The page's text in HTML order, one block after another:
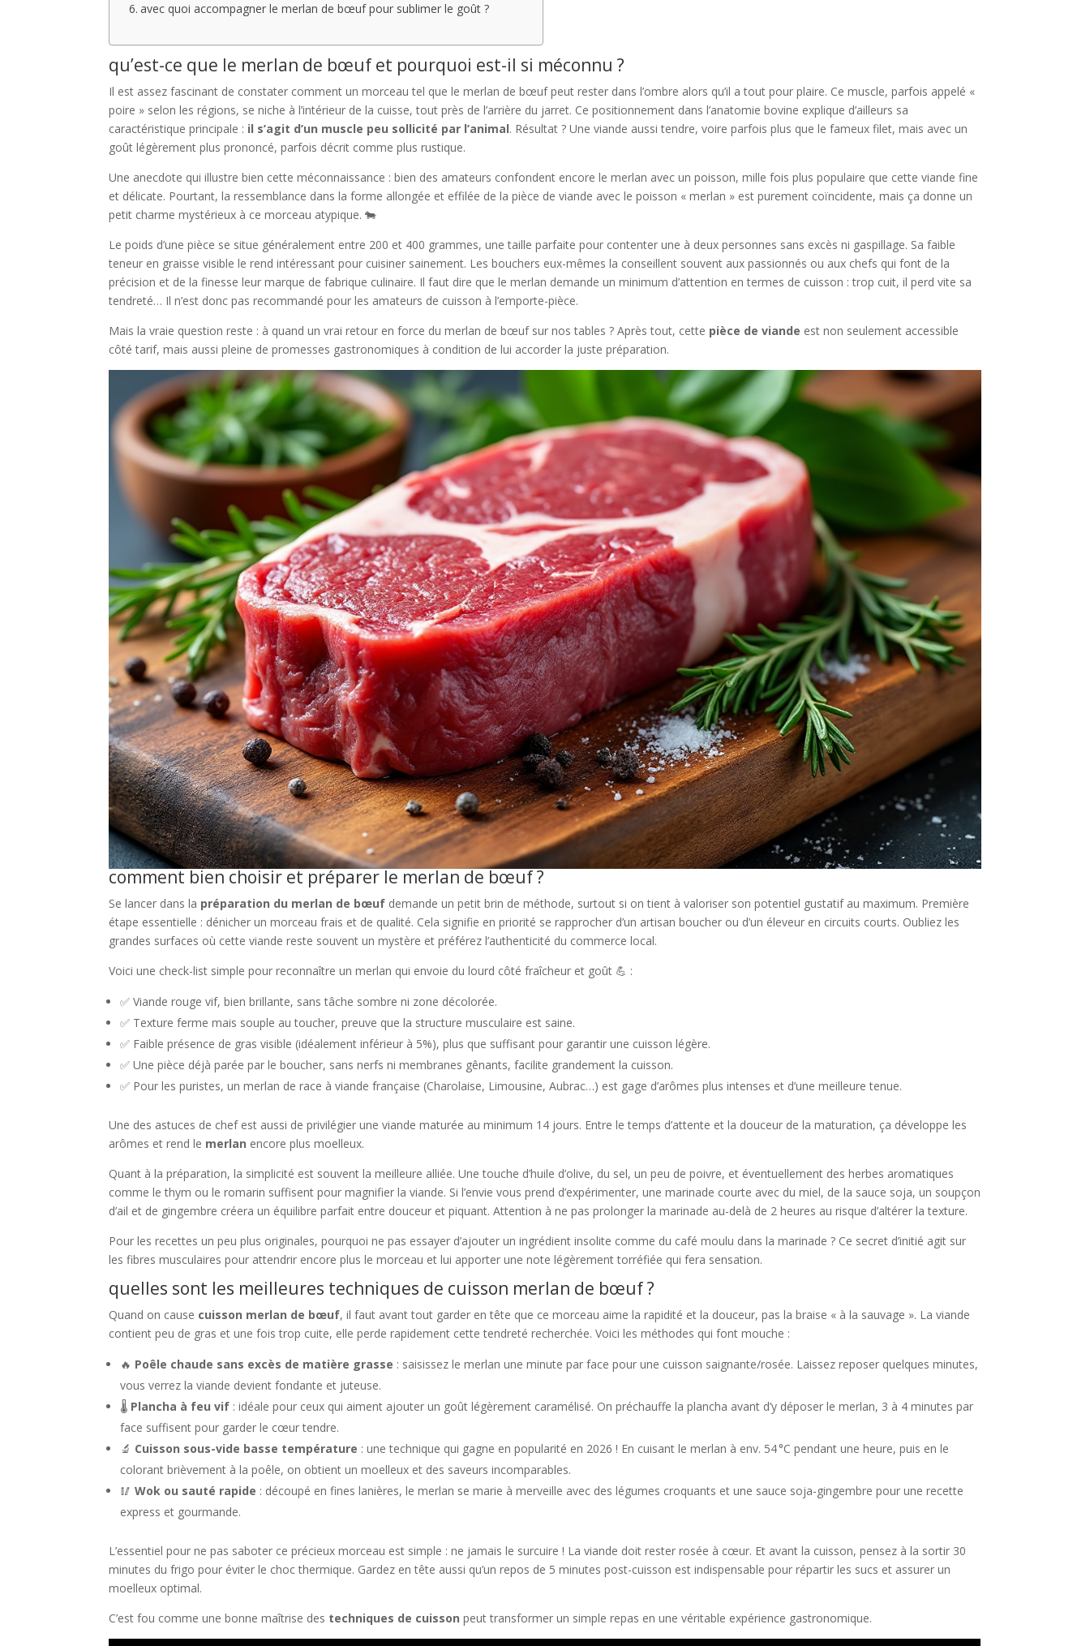
avec quoi accompagner le merlan de bœuf pour sublimer le goût ?
qu’est-ce que le merlan de bœuf et pourquoi est-il si méconnu ?
Il est assez fascinant de constater comment un morceau tel que le merlan de bœuf peut rester dans l’ombre alors qu’il a tout pour plaire. Ce muscle, parfois appelé «
poire » selon les régions, se niche à l’intérieur de la cuisse, tout près de l’arrière du jarret. Ce positionnement dans l’anatomie bovine explique d’ailleurs sa
caractéristique principale : il s’agit d’un muscle peu sollicité par l’animal. Résultat ? Une viande aussi tendre, voire parfois plus que le fameux filet, mais avec un
goût légèrement plus prononcé, parfois décrit comme plus rustique.
Une anecdote qui illustre bien cette méconnaissance : bien des amateurs confondent encore le merlan avec un poisson, mille fois plus populaire que cette viande fine
et délicate. Pourtant, la ressemblance dans la forme allongée et effilée de la pièce de viande avec le poisson « merlan » est purement coïncidente, mais ça donne un
petit charme mystérieux à ce morceau atypique. 🐄
Le poids d’une pièce se situe généralement entre 200 et 400 grammes, une taille parfaite pour contenter une à deux personnes sans excès ni gaspillage. Sa faible
teneur en graisse visible le rend intéressant pour cuisiner sainement. Les bouchers eux-mêmes la conseillent souvent aux passionnés ou aux chefs qui font de la
précision et de la finesse leur marque de fabrique culinaire. Il faut dire que le merlan demande un minimum d’attention en termes de cuisson : trop cuit, il perd vite sa
tendreté… Il n’est donc pas recommandé pour les amateurs de cuisson à l’emporte-pièce.
Mais la vraie question reste : à quand un vrai retour en force du merlan de bœuf sur nos tables ? Après tout, cette pièce de viande est non seulement accessible
côté tarif, mais aussi pleine de promesses gastronomiques à condition de lui accorder la juste préparation.
comment bien choisir et préparer le merlan de bœuf ?
Se lancer dans la préparation du merlan de bœuf demande un petit brin de méthode, surtout si on tient à valoriser son potentiel gustatif au maximum. Première
étape essentielle : dénicher un morceau frais et de qualité. Cela signifie en priorité se rapprocher d’un artisan boucher ou d’un éleveur en circuits courts. Oubliez les
grandes surfaces où cette viande reste souvent un mystère et préférez l’authenticité du commerce local.
Voici une check-list simple pour reconnaître un merlan qui envoie du lourd côté fraîcheur et goût 💪 :
✅ Viande rouge vif, bien brillante, sans tâche sombre ni zone décolorée.
✅ Texture ferme mais souple au toucher, preuve que la structure musculaire est saine.
✅ Faible présence de gras visible (idéalement inférieur à 5%), plus que suffisant pour garantir une cuisson légère.
✅ Une pièce déjà parée par le boucher, sans nerfs ni membranes gênants, facilite grandement la cuisson.
✅ Pour les puristes, un merlan de race à viande française (Charolaise, Limousine, Aubrac…) est gage d’arômes plus intenses et d’une meilleure tenue.
Une des astuces de chef est aussi de privilégier une viande maturée au minimum 14 jours. Entre le temps d’attente et la douceur de la maturation, ça développe les
arômes et rend le merlan encore plus moelleux.
Quant à la préparation, la simplicité est souvent la meilleure alliée. Une touche d’huile d’olive, du sel, un peu de poivre, et éventuellement des herbes aromatiques
comme le thym ou le romarin suffisent pour magnifier la viande. Si l’envie vous prend d’expérimenter, une marinade courte avec du miel, de la sauce soja, un soupçon
d’ail et de gingembre créera un équilibre parfait entre douceur et piquant. Attention à ne pas prolonger la marinade au-delà de 2 heures au risque d’altérer la texture.
Pour les recettes un peu plus originales, pourquoi ne pas essayer d’ajouter un ingrédient insolite comme du café moulu dans la marinade ? Ce secret d’initié agit sur
les fibres musculaires pour attendrir encore plus le morceau et lui apporter une note légèrement torréfiée qui fera sensation.
quelles sont les meilleures techniques de cuisson merlan de bœuf ?
Quand on cause cuisson merlan de bœuf, il faut avant tout garder en tête que ce morceau aime la rapidité et la douceur, pas la braise « à la sauvage ». La viande
contient peu de gras et une fois trop cuite, elle perde rapidement cette tendreté recherchée. Voici les méthodes qui font mouche :
🔥 Poêle chaude sans excès de matière grasse : saisissez le merlan une minute par face pour une cuisson saignante/rosée. Laissez reposer quelques minutes,
vous verrez la viande devient fondante et juteuse.
🌡️ Plancha à feu vif : idéale pour ceux qui aiment ajouter un goût légèrement caramélisé. On préchauffe la plancha avant d’y déposer le merlan, 3 à 4 minutes par
face suffisent pour garder le cœur tendre.
🔬 Cuisson sous-vide basse température : une technique qui gagne en popularité en 2026 ! En cuisant le merlan à env. 54 °C pendant une heure, puis en le
colorant brièvement à la poêle, on obtient un moelleux et des saveurs incomparables.
🥢Wok ou sauté rapide : découpé en fines lanières, le merlan se marie à merveille avec des légumes croquants et une sauce soja-gingembre pour une recette
express et gourmande.
L’essentiel pour ne pas saboter ce précieux morceau est simple : ne jamais le surcuire ! La viande doit rester rosée à cœur. Et avant la cuisson, pensez à la sortir 30
minutes du frigo pour éviter le choc thermique. Gardez en tête aussi qu’un repos de 5 minutes post-cuisson est indispensable pour répartir les sucs et assurer un
moelleux optimal.
C’est fou comme une bonne maîtrise des techniques de cuisson peut transformer un simple repas en une véritable expérience gastronomique.